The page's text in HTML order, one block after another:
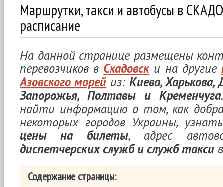
Маршрутки, такси и автобусы в
расписание
На данной странице размещены
перевозчиков в Скадовски на другие
Азовского морей из:Киева, Харькова,
Запорожья, Полтавы и Кременчуга
найти информацию о том, как
некоторых городов Украины,
цены на билеты, адрес
диспетчерских служб и служб такси
Содержание страницы: